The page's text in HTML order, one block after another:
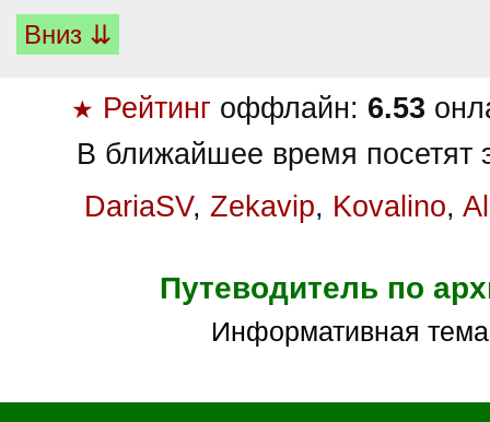
Вниз ⇊
★ Рейтинг оффлайн: 6.53
В ближайшее время посетят
DariaSV, Zekavip, Kovalino,
Путеводитель по
Информативная тема